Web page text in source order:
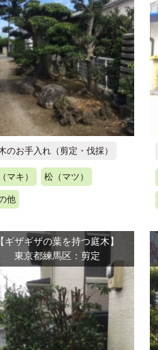
のお手入れ（剪定・伐採）
マキ） 松（マツ）
他
【ギザギザの葉を持つ庭木】
東京都練馬区：剪定